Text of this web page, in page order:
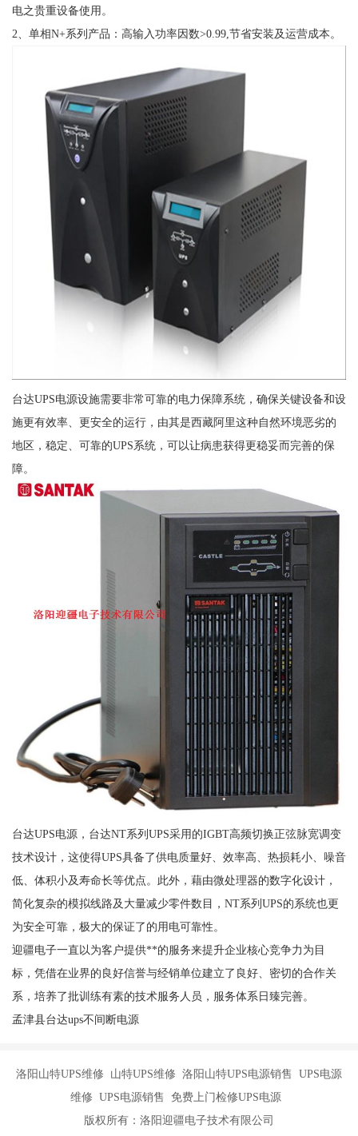
电之贵重设备使用。
2、单相N+系列产品：高输入功率因数>0.99,节省安装及运营成本。
台达UPS电源设施需要非常可靠的电力保障系统，确保关键设备和设
施更有效率、更安全的运行，由其是西藏阿里这种自然环境恶劣的
地区，稳定、可靠的UPS系统，可以让病患获得更稳妥而完善的保
障。
台达UPS电源，台达NT系列UPS采用的IGBT高频切换正弦脉宽调变
技术设计，这使得UPS具备了供电质量好、效率高、热损耗小、噪音
低、体积小及寿命长等优点。此外，藉由微处理器的数字化设计，
简化复杂的模拟线路及大量减少零件数目，NT系列UPS的系统也更
为安全可靠，极大的保证了的用电可靠性。
迎疆电子一直以为客户提供**的服务来提升企业核心竞争力为目
标，凭借在业界的良好信誉与经销单位建立了良好、密切的合作关
系，培养了批训练有素的技术服务人员，服务体系日臻完善。
孟津县台达ups不间断电源
洛阳山特UPS维修 山特UPS维修 洛阳山特UPS电源销售 UPS电源
维修 UPS电源销售 免费上门检修UPS电源
版权所有：洛阳迎疆电子技术有限公司